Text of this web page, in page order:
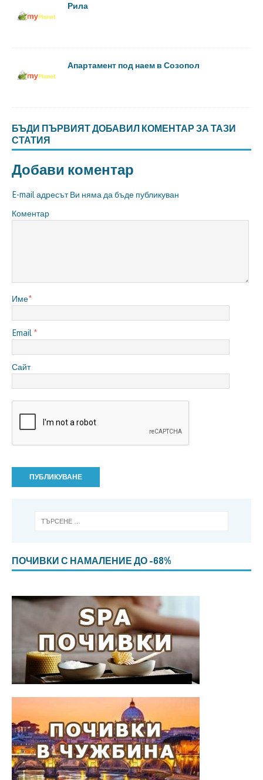
Рила
Апартамент под наем в Созопол
БЪДИ ПЪРВИЯТ ДОБАВИЛ КОМЕНТАР ЗА ТАЗИ
СТАТИЯ
Добави коментар
E-mail адресът Ви няма да бъде публикуван
Коментар
Име*
Email *
Сайт
ПОЧИВКИ С НАМАЛЕНИЕ ДО -68%